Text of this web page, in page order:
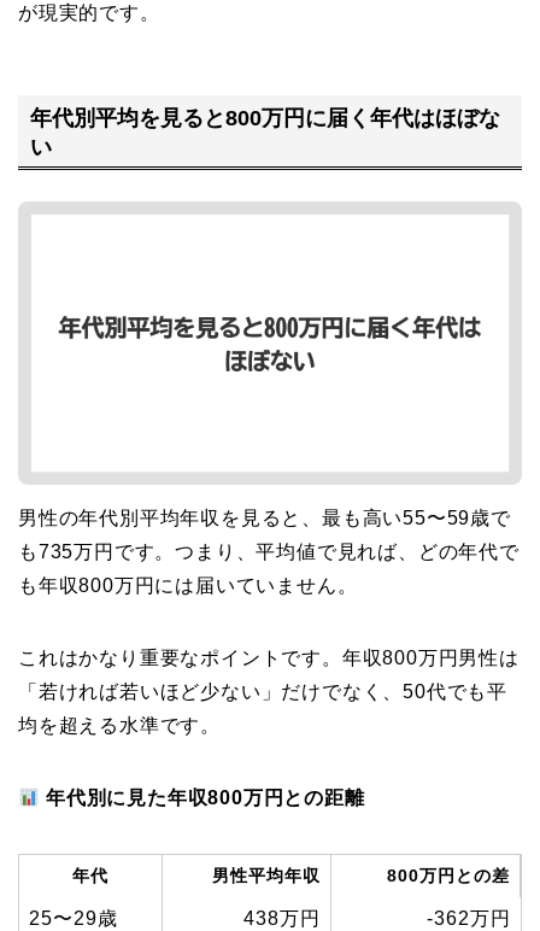
が現実的です。
年代別平均を見ると800万円に届く年代はほぼな
い
男性の年代別平均年収を見ると、最も高い55〜59歳で
も735万円です。つまり、平均値で見れば、どの年代で
も年収800万円には届いていません。
これはかなり重要なポイントです。年収800万円男性は
「若ければ若いほど少ない」だけでなく、50代でも平
均を超える水準です。
年代別に見た年収800万円との距離
年代 男性平均年収 800万円との差
25〜29歳 438万円 -362万円